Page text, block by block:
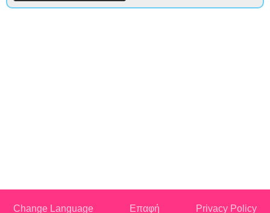
Change Language Επαφή Privacy Policy